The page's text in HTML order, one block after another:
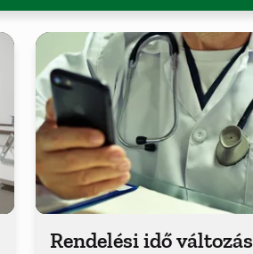
Rendelési idő változás